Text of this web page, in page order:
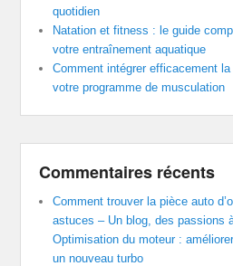
quotidien
Natation et fitness : le guide
votre entraînement aquatique
Comment intégrer efficacement
votre programme de musculation
Commentaires récents
Comment trouver la pièce auto
astuces – Un blog, des passions
Optimisation du moteur :
un nouveau turbo